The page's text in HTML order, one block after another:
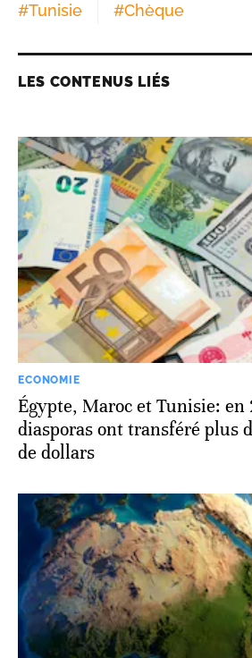
#Tunisie #Chèque
LES CONTENUS LIÉS
ECONOMIE
Égypte, Maroc et Tunisie: en
diasporas ont transféré plus
de dollars